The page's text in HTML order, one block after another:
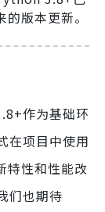
版本更新。
作为基础环
在项目中使用
特性和性能改
们也期待